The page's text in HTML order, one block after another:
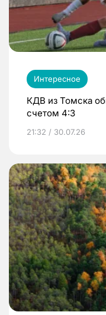
Интересное
КДВ из Томска
счетом 4:3
21:32 / 30.07.26